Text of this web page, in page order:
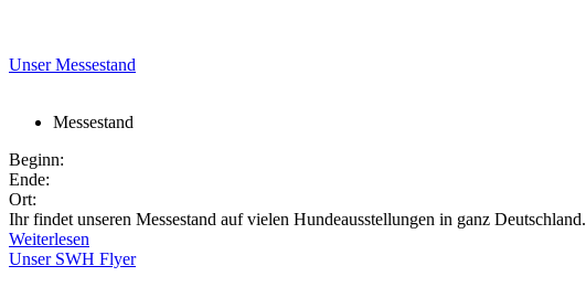
Unser Messestand
Messestand
Beginn:
Ende:
Ort:
Ihr findet unseren Messestand auf vielen Hundeausstellungen in ganz Deutschland.
Weiterlesen
Unser SWH Flyer